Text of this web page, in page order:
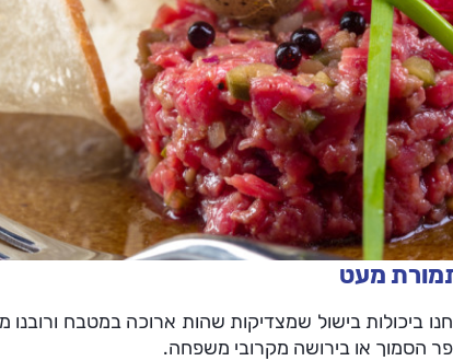
מעט
ביכולות בישול שמצדיקות שהות ארוכה במטבח
הסמוך או בירושה מקרובי משפחה.